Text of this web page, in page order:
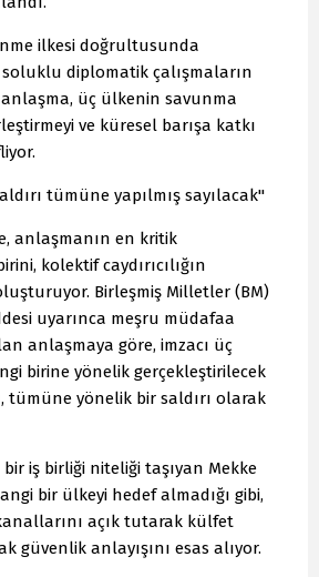
ilkesi doğrultusunda
diplomatik çalışmaların
üç ülkenin savunma
ve küresel barışa katkı
tümüne yapılmış sayılacak"
anlaşmanın en kritik
kolektif caydırıcılığın
Birleşmiş Milletler (BM)
uyarınca meşru müdafaa
anlaşmaya göre, imzacı üç
birine yönelik gerçekleştirilecek
tümüne yönelik bir saldırı olarak
iş birliği niteliği taşıyan Mekke
bir ülkeyi hedef almadığı gibi,
açık tutarak külfet
güvenlik anlayışını esas alıyor.